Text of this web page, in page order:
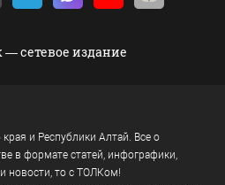
— сетевое издание
и Республики Алтай. Все о
в формате статей, инфографики,
новости, то с ТОЛКом!